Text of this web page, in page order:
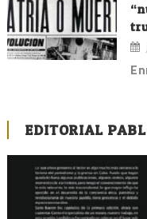
EDITORIAL